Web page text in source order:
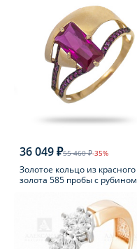
36 049 ₽55 460 ₽-35%
Золотое кольцо из красного
золота 585 пробы с рубином